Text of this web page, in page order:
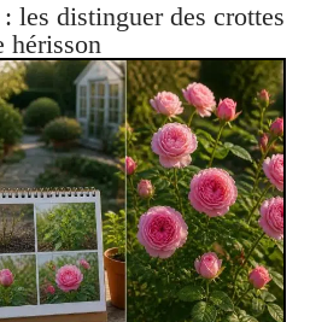
les distinguer des crottes
hérisson